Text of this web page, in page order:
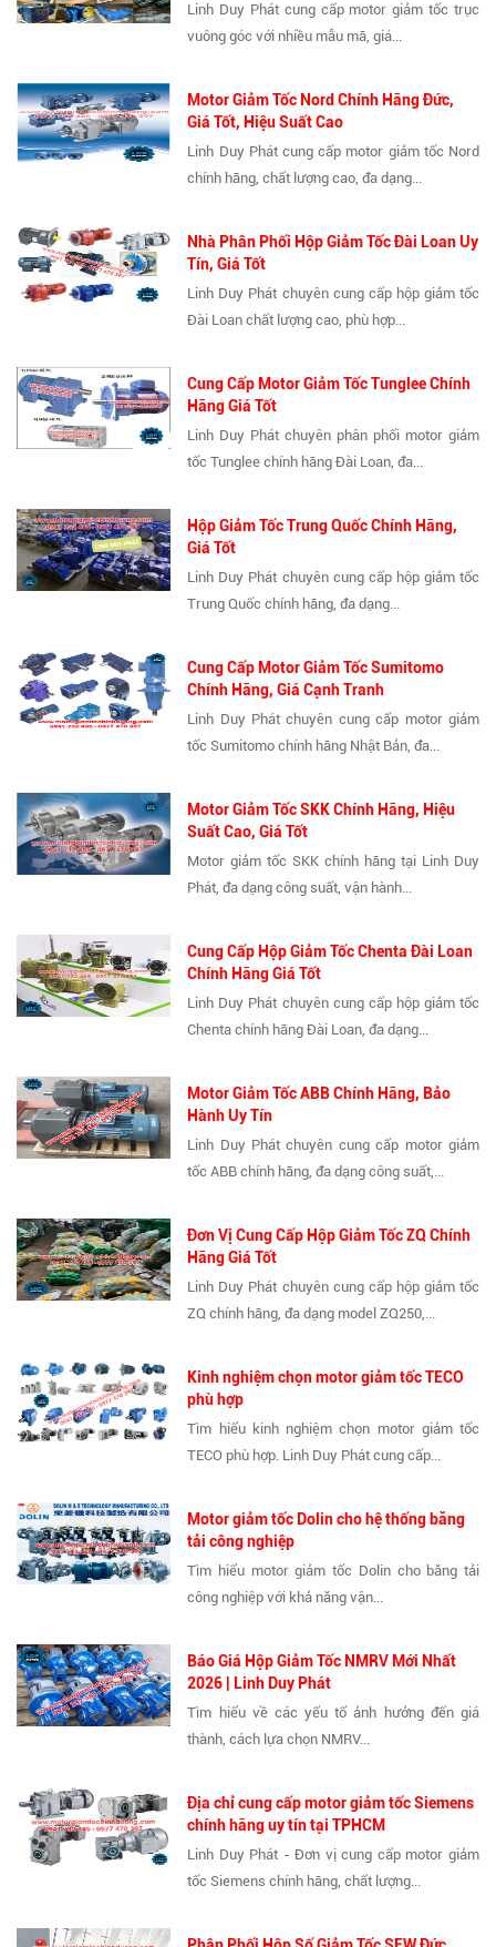
Linh Duy Phát cung cấp motor giảm tốc trục
vuông góc với nhiều mẫu mã, giá...
Motor Giảm Tốc Nord Chính Hãng Đức,
Giá Tốt, Hiệu Suất Cao
Linh Duy Phát cung cấp motor giảm tốc Nord
chính hãng, chất lượng cao, đa dạng...
Nhà Phân Phối Hộp Giảm Tốc Đài Loan Uy
Tín, Giá Tốt
Linh Duy Phát chuyên cung cấp hộp giảm tốc
Đài Loan chất lượng cao, phù hợp...
Cung Cấp Motor Giảm Tốc Tunglee Chính
Hãng Giá Tốt
Linh Duy Phát chuyên phân phối motor giảm
tốc Tunglee chính hãng Đài Loan, đa...
Hộp Giảm Tốc Trung Quốc Chính Hãng,
Giá Tốt
Linh Duy Phát chuyên cung cấp hộp giảm tốc
Trung Quốc chính hãng, đa dạng...
Cung Cấp Motor Giảm Tốc Sumitomo
Chính Hãng, Giá Cạnh Tranh
Linh Duy Phát chuyên cung cấp motor giảm
tốc Sumitomo chính hãng Nhật Bản, đa...
Motor Giảm Tốc SKK Chính Hãng, Hiệu
Suất Cao, Giá Tốt
Motor giảm tốc SKK chính hãng tại Linh Duy
Phát, đa dạng công suất, vận hành...
Cung Cấp Hộp Giảm Tốc Chenta Đài Loan
Chính Hãng Giá Tốt
Linh Duy Phát chuyên cung cấp hộp giảm tốc
Chenta chính hãng Đài Loan, đa dạng...
Motor Giảm Tốc ABB Chính Hãng, Bảo
Hành Uy Tín
Linh Duy Phát chuyên cung cấp motor giảm
tốc ABB chính hãng, đa dạng công suất,...
Đơn Vị Cung Cấp Hộp Giảm Tốc ZQ Chính
Hãng Giá Tốt
Linh Duy Phát chuyên cung cấp hộp giảm tốc
ZQ chính hãng, đa dạng model ZQ250,...
Kinh nghiệm chọn motor giảm tốc TECO
phù hợp
Tìm hiểu kinh nghiệm chọn motor giảm tốc
TECO phù hợp. Linh Duy Phát cung cấp...
Motor giảm tốc Dolin cho hệ thống băng
tải công nghiệp
Tìm hiểu motor giảm tốc Dolin cho băng tải
công nghiệp với khả năng vận...
Báo Giá Hộp Giảm Tốc NMRV Mới Nhất
2026 | Linh Duy Phát
Tìm hiểu về các yếu tố ảnh hưởng đến giá
thành, cách lựa chọn NMRV...
Địa chỉ cung cấp motor giảm tốc Siemens
chính hãng uy tín tại TPHCM
Linh Duy Phát - Đơn vị cung cấp motor giảm
tốc Siemens chính hãng, chất lượng...